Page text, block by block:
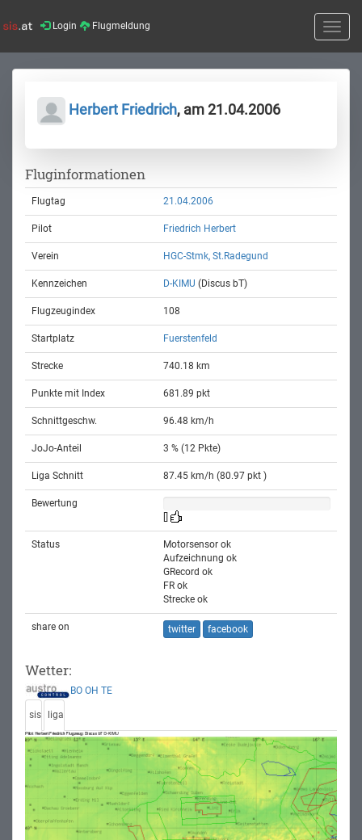
Login Flugmeldung
Toggle
Herbert Friedrich, am 21.04.2006
Fluginformationen
Flugtag 21.04.2006
Pilot Friedrich Herbert
Verein HGC-Stmk, St.Radegund
Kennzeichen D-KIMU (Discus bT)
Flugzeugindex 108
Startplatz Fuerstenfeld
Strecke 740.18 km
Punkte mit Index 681.89 pkt
Schnittgeschw. 96.48 km/h
JoJo-Anteil 3 % (12 Pkte)
Liga Schnitt 87.45 km/h (80.97 pkt )
Bewertung
Status
Motorsensor ok
Aufzeichnung ok
GRecord ok
FR ok
Strecke ok
share on twitter facebook
Wetter:
BO OH TE
sis liga